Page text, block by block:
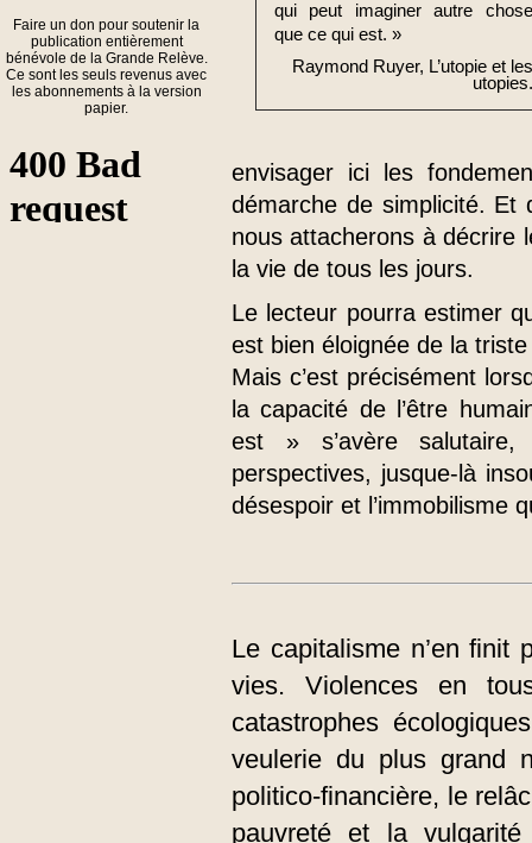
qui peut imaginer autre chose
que ce qui est. »
Raymond Ruyer, L’utopie et les
utopies.
envisager ici les
démarche de simplicité. Et
nous attacherons à décrire
la vie de tous les jours.
Le lecteur pourra estimer
est bien éloignée de la
Mais c’est précisément
la capacité de l’être
est » s’avère
perspectives, jusque-là
désespoir et l’immobilisme
Le capitalisme n’en finit
vies. Violences en
catastrophes
veulerie du plus grand
politico-financière, le
pauvreté et la
Faire un don pour soutenir la
publication entièrement
bénévole de la Grande Relève.
Ce sont les seuls revenus avec
les abonnements à la version
papier.